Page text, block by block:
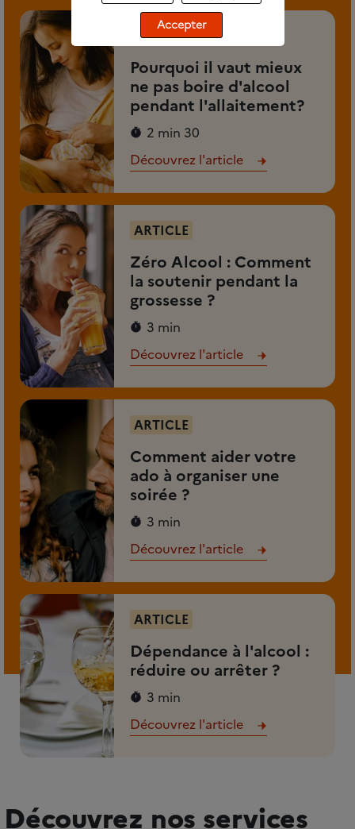
ARTICLE
Pourquoi il vaut mieux
ne pas boire d'alcool
pendant l'allaitement?
2 min 30
Découvrez l'article
ARTICLE
Zéro Alcool : Comment
la soutenir pendant la
grossesse ?
3 min
Découvrez l'article
ARTICLE
Comment aider votre
ado à organiser une
soirée ?
3 min
Découvrez l'article
ARTICLE
Dépendance à l'alcool :
réduire ou arrêter ?
3 min
Découvrez l'article
Découvrez nos services
Accepter